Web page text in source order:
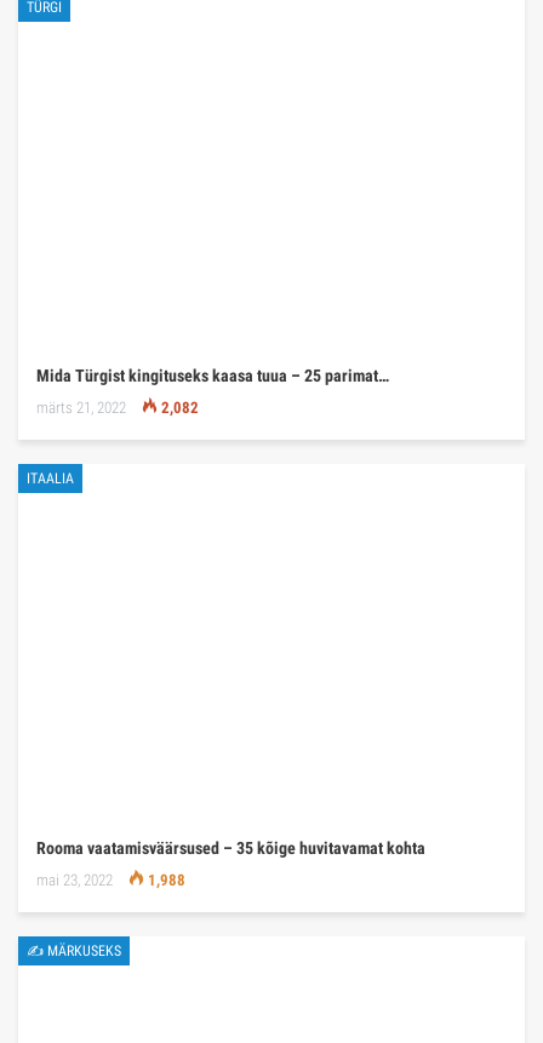
TÜRGI
Mida Türgist kingituseks kaasa tuua – 25 parimat…
märts 21, 2022 2,082
ITAALIA
Rooma vaatamisväärsused – 35 kõige huvitavamat kohta
mai 23, 2022 1,988
✍ MÄRKUSEKS